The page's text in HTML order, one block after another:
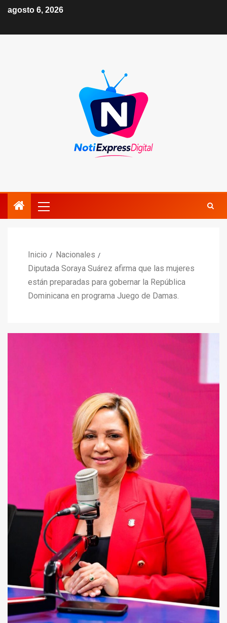
agosto 6, 2026
Inicio
Nacionales
Diputada Soraya Suárez afirma que las mujeres
están preparadas para gobernar la República
Dominicana en programa Juego de Damas.